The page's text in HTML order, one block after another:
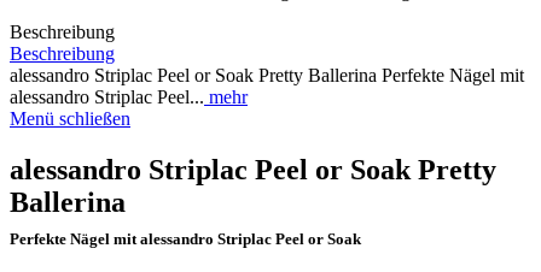
Beschreibung
Beschreibung
alessandro Striplac Peel or Soak Pretty Ballerina Perfekte Nägel mit
alessandro Striplac Peel... mehr
Menü schließen
alessandro Striplac Peel or Soak Pretty
Ballerina
Perfekte Nägel mit alessandro Striplac Peel or Soak